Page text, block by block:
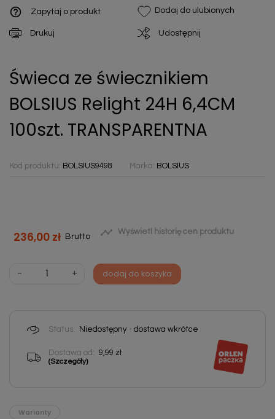
help_outline Zapytaj o produkt Dodaj do ulubionych
Drukuj Udostępnij
Świeca ze świecznikiem
BOLSIUS Relight 24H 6,4CM
100szt. TRANSPARENTNA
Kod produktu: BOLSIUS9498 Marka: BOLSIUS
236,00 zł Brutto  Wyświetl historię cen produktu
- + dodaj do koszyka
Status: Niedostępny - dostawa wkrótce
Dostawa od: 9,99 zł
(Szczegóły)
Warianty